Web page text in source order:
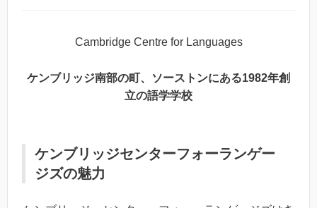
Cambridge Centre for Languages
ケンブリッジ南部の町、ソーストンにある1982年創
立の語学学校
ケンブリッジセンターフォーランゲー
ジズの魅力